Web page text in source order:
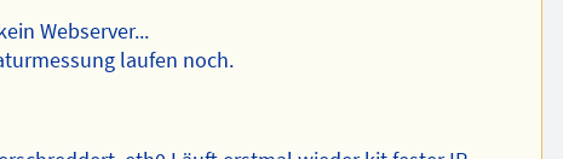
Webserver...
laufen noch.